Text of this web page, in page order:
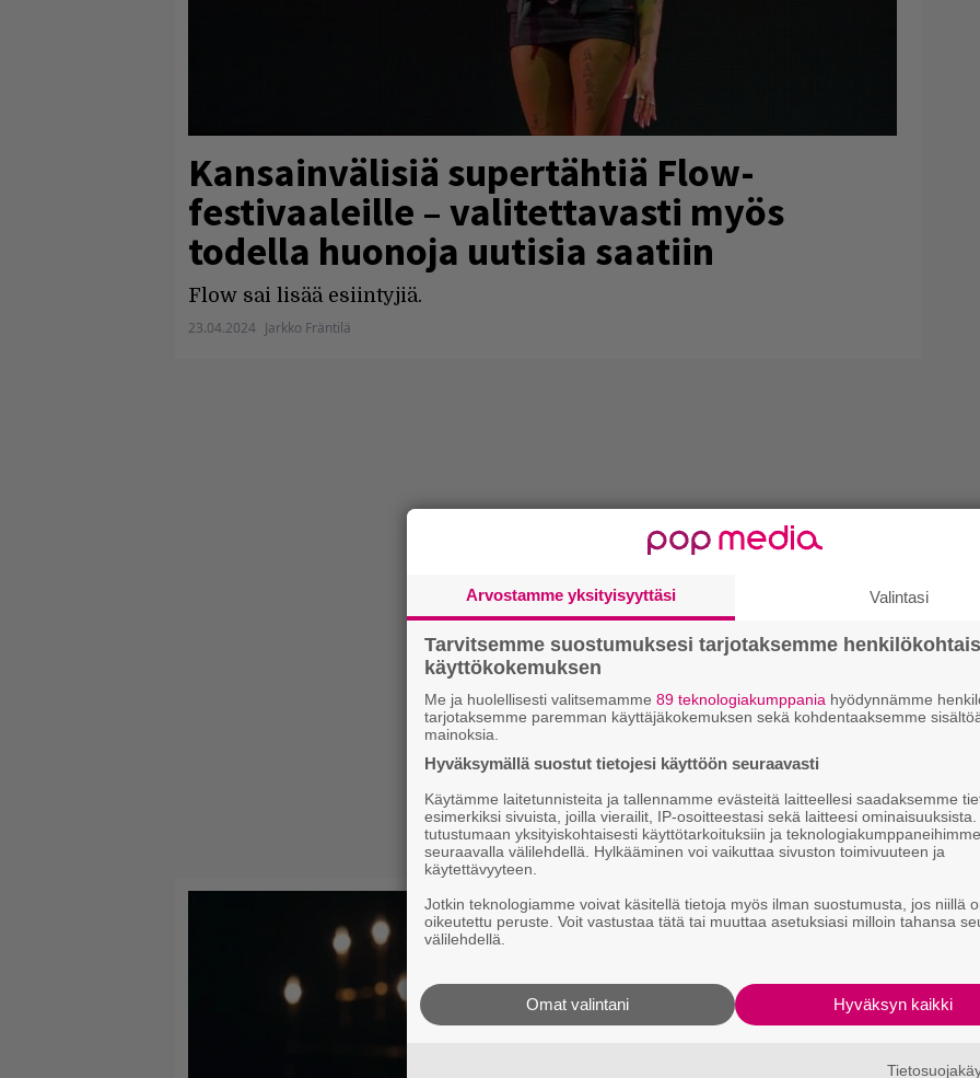
Kansainvälisiä supertähtiä Flow-
festivaaleille – valitettavasti myös
todella huonoja uutisia saatiin
Flow sai lisää esiintyjiä.
23.04.2024 Jarkko Fräntilä
Arvostamme yksityisyyttäsi Valintasi
Tarvitsemme suostumuksesi tarjotaksemme
käyttökokemuksen
Me ja huolellisesti valitsemamme 89 teknologiakumppania hyödynnämme
tarjotaksemme paremman käyttäjäkokemuksen sekä kohdentaaksemme
mainoksia.
Hyväksymällä suostut tietojesi käyttöön seuraavasti
Käytämme laitetunnisteita ja tallennamme evästeitä laitteellesi saadaksemme
esimerkiksi sivuista, joilla vierailit, IP-osoitteestasi sekä laitteesi
tutustumaan yksityiskohtaisesti käyttötarkoituksiin ja teknologiakumppaneihimme
seuraavalla välilehdellä. Hylkääminen voi vaikuttaa sivuston toimivuuteen ja
käytettävyyteen.
Jotkin teknologiamme voivat käsitellä tietoja myös ilman suostumusta, jos niillä
oikeutettu peruste. Voit vastustaa tätä tai muuttaa asetuksiasi milloin tahansa
välilehdellä.
Hyväksyn kaikki
Omat valintani